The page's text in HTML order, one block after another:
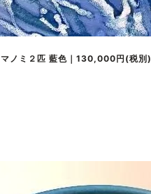
ノミ２匹 藍色｜130,000円(税別)